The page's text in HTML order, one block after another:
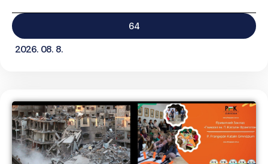
64
2026. 08. 8.